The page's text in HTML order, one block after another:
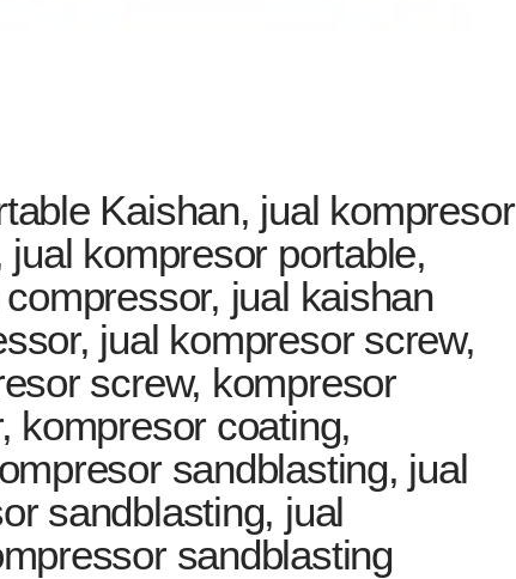
Kaishan, jual kompresor
kompresor portable,
jual kaishan
jual kompresor screw,
screw, kompresor
kompresor coating,
sandblasting, jual
sandblasting, jual
sandblasting